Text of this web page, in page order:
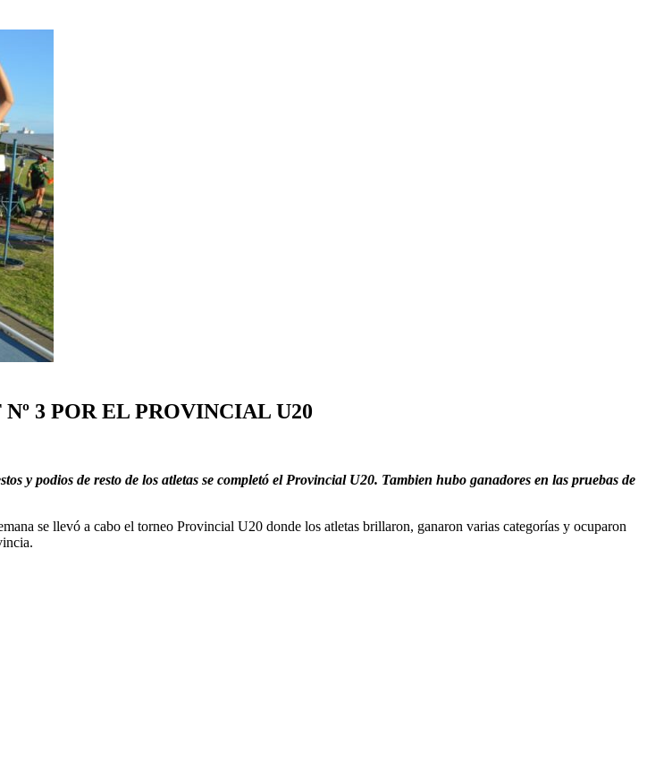
3 POR EL PROVINCIAL U20
y podios de resto de los atletas se completó el Provincial U20. Tambien hubo ganadores en las pruebas de
se llevó a cabo el torneo Provincial U20 donde los atletas brillaron, ganaron varias categorías y ocuparon